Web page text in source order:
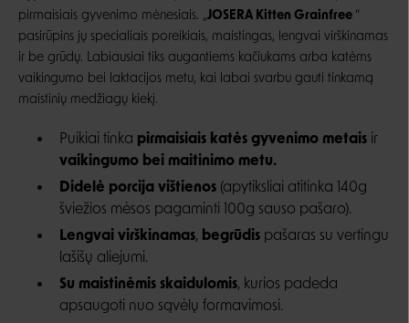
pirmaisiais gyvenimo mėnesiais. „JOSERA Kitten Grainfree “
pasirūpins jų specialiais poreikiais, maistingas, lengvai virškinamas
ir be grūdų. Labiausiai tiks augantiems kačiukams arba katėms
vaikingumo bei laktacijos metu, kai labai svarbu gauti tinkamą
maistinių medžiagų kiekį.
Puikiai tinka pirmaisiais katės gyvenimo metais ir
vaikingumo bei maitinimo metu.
Didelė porcija vištienos (apytiksliai atitinka 140g
šviežios mėsos pagaminti 100g sauso pašaro).
Lengvai virškinamas, begrūdis pašaras su vertingu
lašišų aliejumi.
Su maistinėmis skaidulomis, kurios padeda
apsaugoti nuo sąvėlų formavimosi.